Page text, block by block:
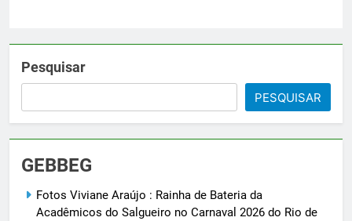
Pesquisar
PESQUISAR
GEBBEG
Fotos Viviane Araújo : Rainha de Bateria da
Acadêmicos do Salgueiro no Carnaval 2026 do Rio de